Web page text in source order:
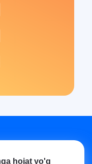
hojat yo'q